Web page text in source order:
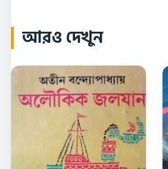
আরও দেখুন